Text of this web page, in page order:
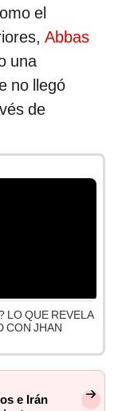
el
Abbas
una
no llegó
de
LO QUE REVELA
CON JHAN
e Irán